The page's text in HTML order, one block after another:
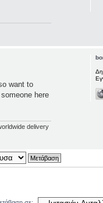
want to
here
delivery